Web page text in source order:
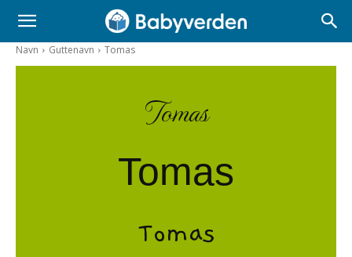
Navn Guttenavn Tomas
Tomas
Tomas
Tomas